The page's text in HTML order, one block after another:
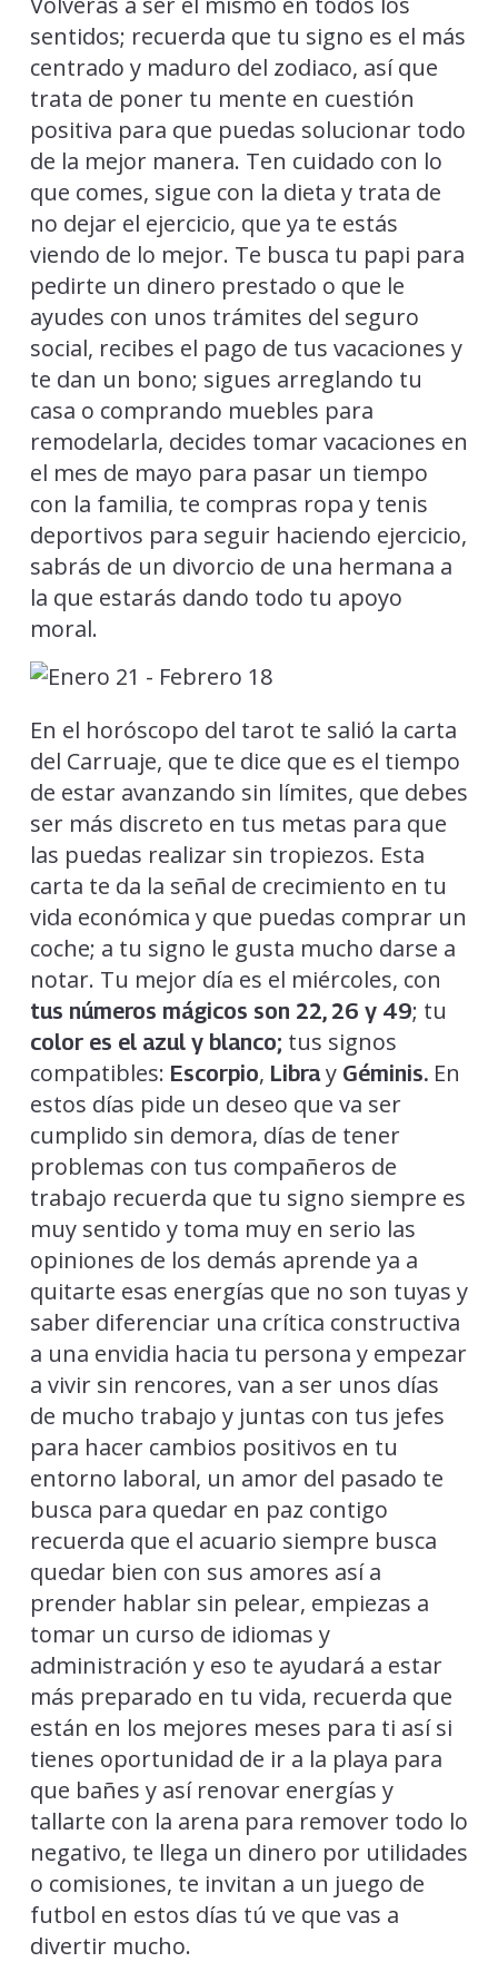
sentidos; recuerda que tu signo es el más
centrado y maduro del zodiaco, así que
trata de poner tu mente en cuestión
positiva para que puedas solucionar todo
de la mejor manera. Ten cuidado con lo
que comes, sigue con la dieta y trata de
no dejar el ejercicio, que ya te estás
viendo de lo mejor. Te busca tu papi para
pedirte un dinero prestado o que le
ayudes con unos trámites del seguro
social, recibes el pago de tus vacaciones y
te dan un bono; sigues arreglando tu
casa o comprando muebles para
remodelarla, decides tomar vacaciones en
el mes de mayo para pasar un tiempo
con la familia, te compras ropa y tenis
deportivos para seguir haciendo ejercicio,
sabrás de un divorcio de una hermana a
la que estarás dando todo tu apoyo
moral.
En el horóscopo del tarot te salió la carta
del Carruaje, que te dice que es el tiempo
de estar avanzando sin límites, que debes
ser más discreto en tus metas para que
las puedas realizar sin tropiezos. Esta
carta te da la señal de crecimiento en tu
vida económica y que puedas comprar un
coche; a tu signo le gusta mucho darse a
notar. Tu mejor día es el miércoles, con
tus números mágicos son 22, 26 y 49; tu
color es el azul y blanco; tus signos
compatibles: Escorpio, Libray Géminis.En
estos días pide un deseo que va ser
cumplido sin demora, días de tener
problemas con tus compañeros de
trabajo recuerda que tu signo siempre es
muy sentido y toma muy en serio las
opiniones de los demás aprende ya a
quitarte esas energías que no son tuyas y
saber diferenciar una crítica constructiva
a una envidia hacia tu persona y empezar
a vivir sin rencores, van a ser unos días
de mucho trabajo y juntas con tus jefes
para hacer cambios positivos en tu
entorno laboral, un amor del pasado te
busca para quedar en paz contigo
recuerda que el acuario siempre busca
quedar bien con sus amores así a
prender hablar sin pelear, empiezas a
tomar un curso de idiomas y
administración y eso te ayudará a estar
más preparado en tu vida, recuerda que
están en los mejores meses para ti así si
tienes oportunidad de ir a la playa para
que bañes y así renovar energías y
tallarte con la arena para remover todo lo
negativo, te llega un dinero por utilidades
o comisiones, te invitan a un juego de
futbol en estos días tú ve que vas a
divertir mucho.